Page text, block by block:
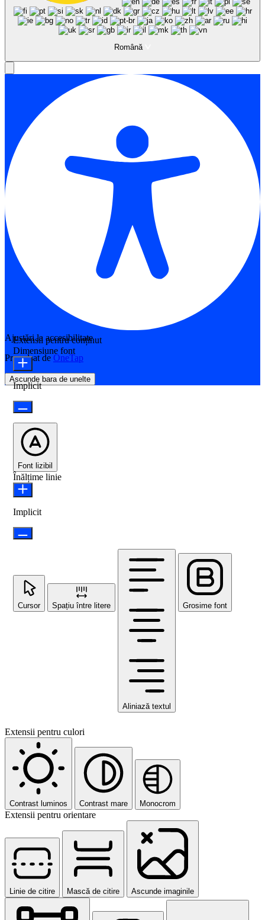
Română
Ajustări la accesibilitate
Propulsat de OneTap
Ascunde bara de unelte
Extensii pentru conținut
Dimensiune font
Implicit
Font lizibil
Înălțime linie
Implicit
Cursor Spațiu între litere
Aliniază textul
Grosime font
Extensii pentru culori
Contrast luminos Contrast mare Monocrom
Extensii pentru orientare
Linie de citire Mască de citire Ascunde imaginile